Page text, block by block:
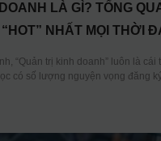
LÀ GÌ? TỔNG
NHẤT MỌI THỜI
“Quản trị kinh doanh” luôn là cái
có số lượng nguyện vọng đăng